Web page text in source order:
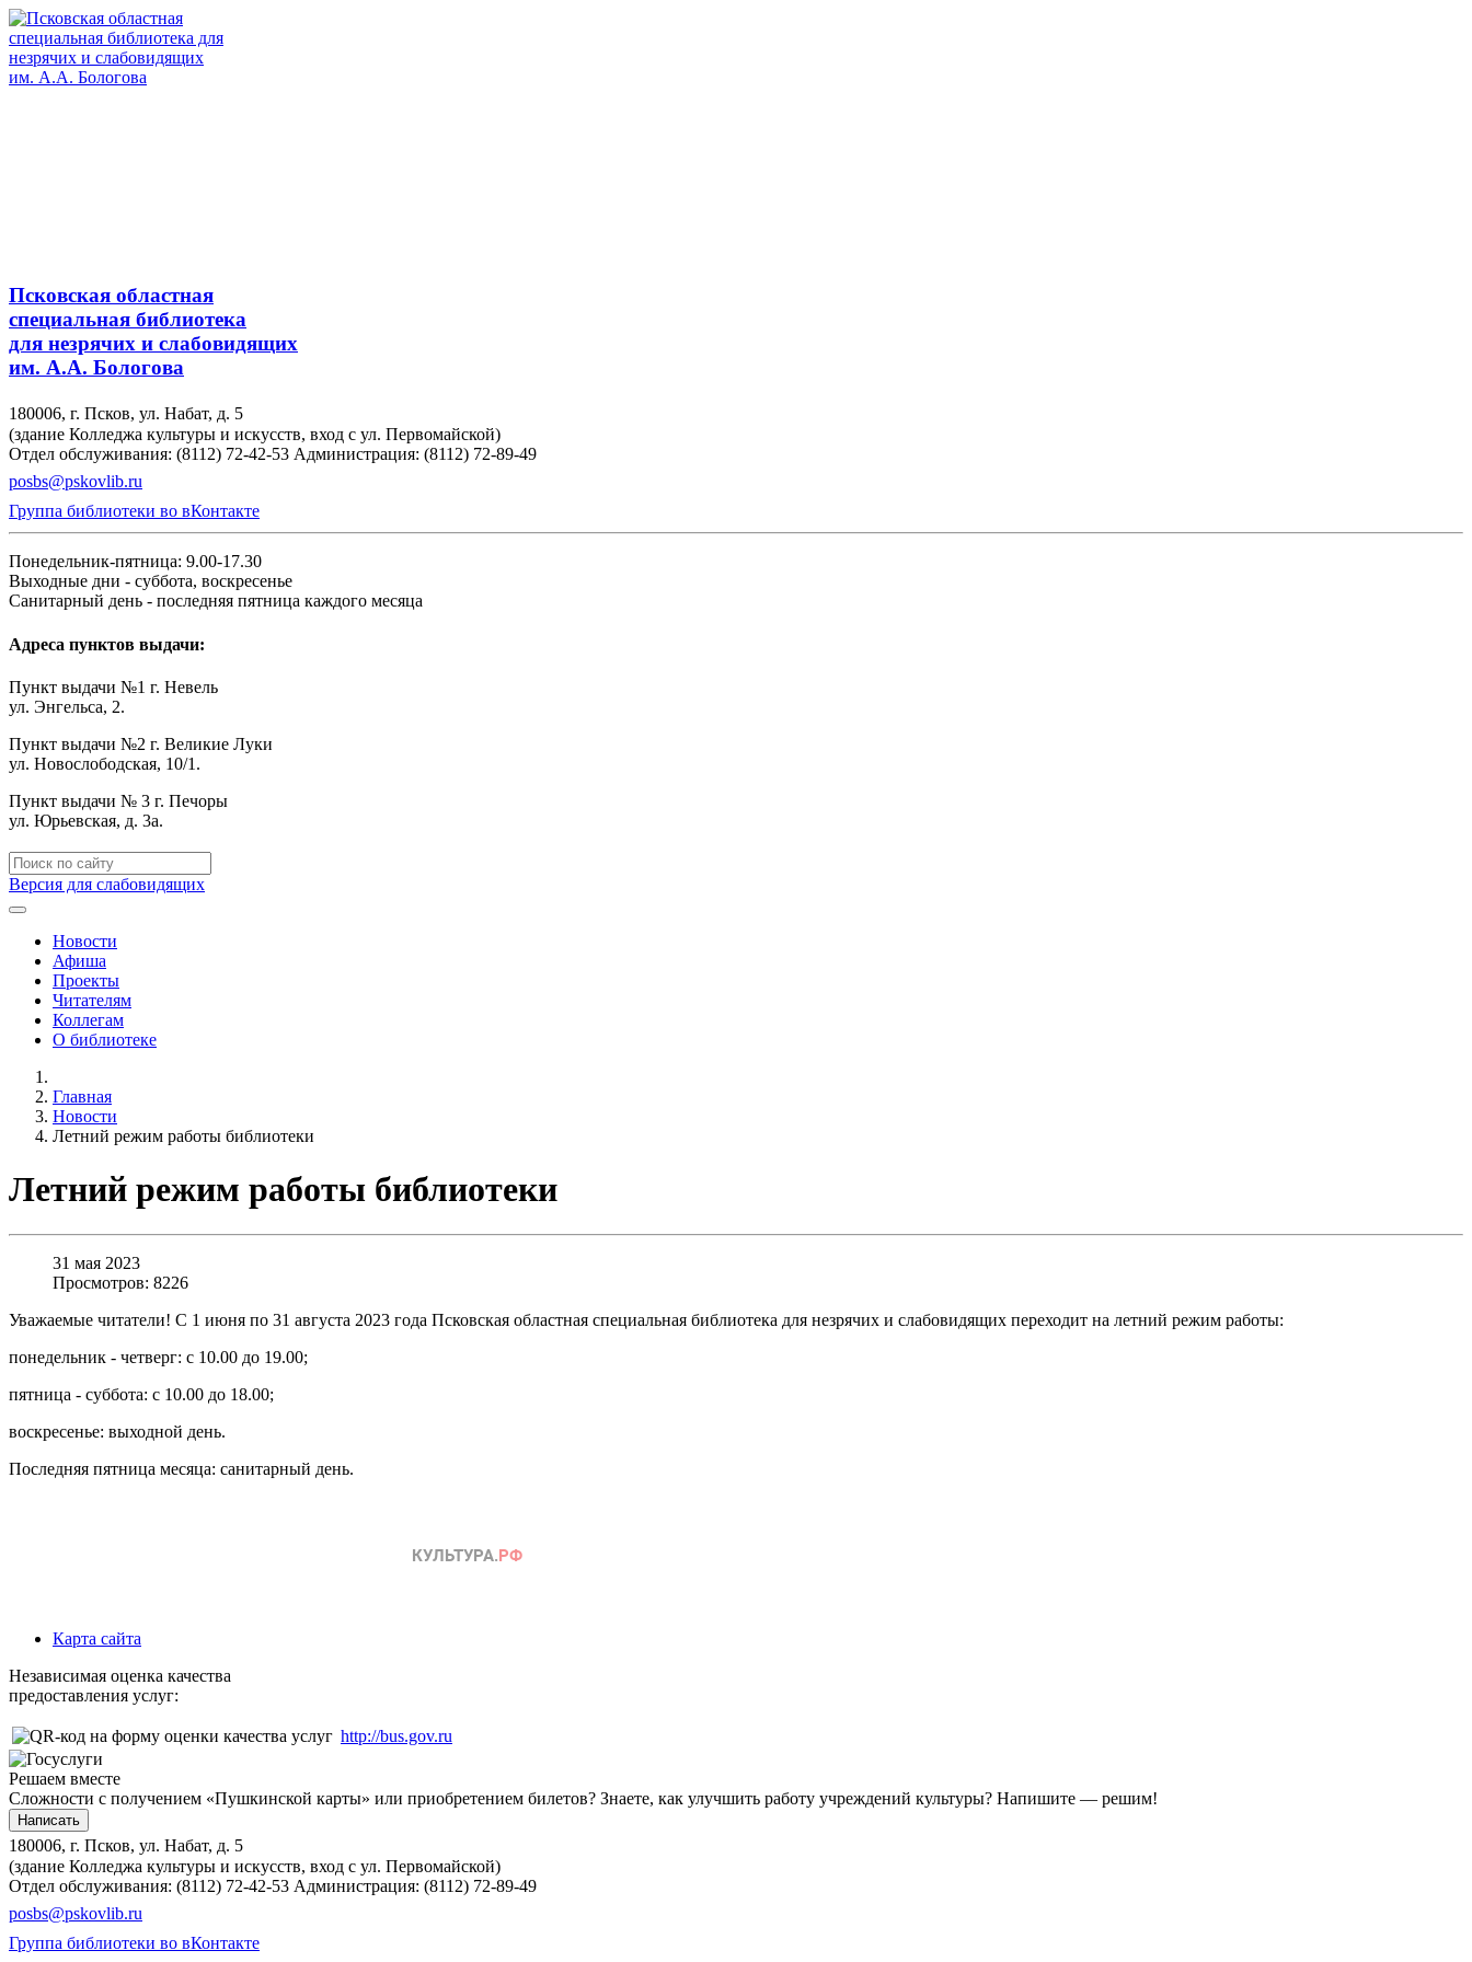
Псковская областная
специальная библиотека
для незрячих и слабовидящих
им. А.А. Бологова
180006, г. Псков, ул. Набат, д. 5
(здание Колледжа культуры и искусств, вход с ул. Первомайской)
Отдел обслуживания: (8112) 72-42-53 Администрация: (8112) 72-89-49
posbs@pskovlib.ru
Группа библиотеки во вКонтакте
Понедельник-пятница: 9.00-17.30
Выходные дни - суббота, воскресенье
Санитарный день - последняя пятница каждого месяца
Адреса пунктов выдачи:
Пункт выдачи №1 г. Невель
ул. Энгельса, 2.
Пункт выдачи №2 г. Великие Луки
ул. Новослободская, 10/1.
Пункт выдачи № 3 г. Печоры
ул. Юрьевская, д. 3а.
Версия для слабовидящих
Новости
Афиша
Проекты
Читателям
Коллегам
О библиотеке
Главная
Новости
Летний режим работы библиотеки
Летний режим работы библиотеки
31 мая 2023
Просмотров: 8226
Уважаемые читатели! С 1 июня по 31 августа 2023 года Псковская областная специальная библиотека для незрячих и слабовидящих переходит на летний режим работы:
понедельник - четверг: с 10.00 до 19.00;
пятница - суббота: с 10.00 до 18.00;
воскресенье: выходной день.
Последняя пятница месяца: санитарный день.
Карта сайта
Независимая оценка качества
предоставления услуг:
http://bus.gov.ru
Решаем вместе
Сложности с получением «Пушкинской карты» или приобретением билетов? Знаете, как улучшить работу учреждений культуры? Напишите — решим!
Написать
180006, г. Псков, ул. Набат, д. 5
(здание Колледжа культуры и искусств, вход с ул. Первомайской)
Отдел обслуживания: (8112) 72-42-53 Администрация: (8112) 72-89-49
posbs@pskovlib.ru
Группа библиотеки во вКонтакте